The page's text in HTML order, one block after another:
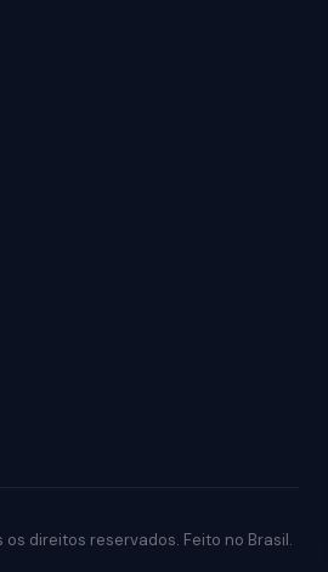
direitos reservados. Feito no Brasil.